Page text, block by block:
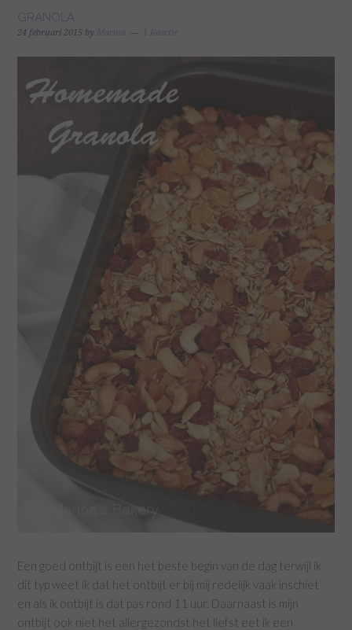
GRANOLA
24 februari 2015 by Marina 1 Reactie
Een goed ontbijt is een het beste begin van de dag terwijl ik
dit typ weet ik dat het ontbijt er bij mij redelijk vaak inschiet
en als ik ontbijt is dat pas rond 11 uur. Daarnaast is mijn
ontbijt ook niet het allergezondst het liefst eet ik een